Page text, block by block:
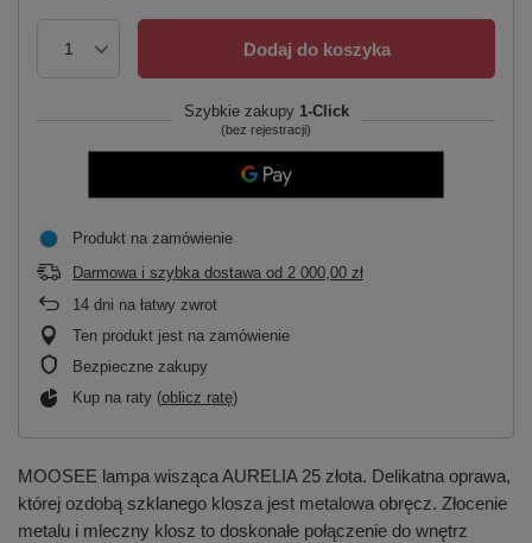
Dodaj do koszyka
Szybkie zakupy 1-Click
(bez rejestracji)
Produkt na zamówienie
Darmowa i szybka dostawa od 2 000,00 zł
14 dni na łatwy zwrot
Ten produkt jest na zamówienie
Bezpieczne zakupy
Kup na raty (oblicz ratę)
MOOSEE lampa wisząca AURELIA 25 złota. Delikatna oprawa,
której ozdobą szklanego klosza jest metalowa obręcz. Złocenie
metalu i mleczny klosz to doskonałe połączenie do wnętrz